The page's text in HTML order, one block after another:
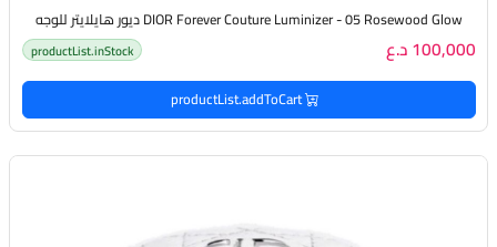
DIOR Forever Couture Luminizer - 05 Rosewood Glow ديور هايلايتر للوجه
100,000 د.ع productList.inStock
productList.addToCart